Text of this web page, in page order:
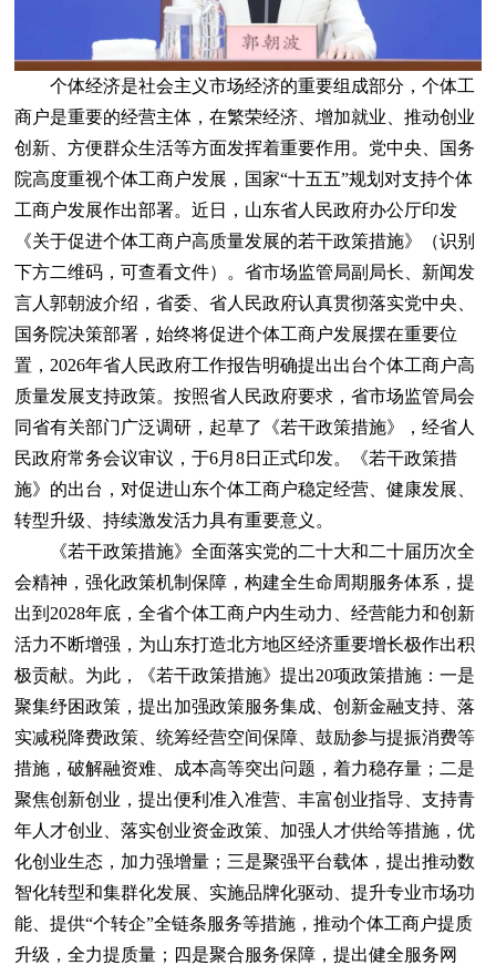
个体经济是社会主义市场经济的重要组成部分，个体工
商户是重要的经营主体，在繁荣经济、增加就业、推动创业
创新、方便群众生活等方面发挥着重要作用。党中央、国务
院高度重视个体工商户发展，国家“十五五”规划对支持个体
工商户发展作出部署。近日，山东省人民政府办公厅印发
《关于促进个体工商户高质量发展的若干政策措施》（识别
下方二维码，可查看文件）。省市场监管局副局长、新闻发
言人郭朝波介绍，省委、省人民政府认真贯彻落实党中央、
国务院决策部署，始终将促进个体工商户发展摆在重要位
置，2026年省人民政府工作报告明确提出出台个体工商户高
质量发展支持政策。按照省人民政府要求，省市场监管局会
同省有关部门广泛调研，起草了《若干政策措施》，经省人
民政府常务会议审议，于6月8日正式印发。《若干政策措
施》的出台，对促进山东个体工商户稳定经营、健康发展、
转型升级、持续激发活力具有重要意义。
《若干政策措施》全面落实党的二十大和二十届历次全
会精神，强化政策机制保障，构建全生命周期服务体系，提
出到2028年底，全省个体工商户内生动力、经营能力和创新
活力不断增强，为山东打造北方地区经济重要增长极作出积
极贡献。为此，《若干政策措施》提出20项政策措施：一是
聚集纾困政策，提出加强政策服务集成、创新金融支持、落
实减税降费政策、统筹经营空间保障、鼓励参与提振消费等
措施，破解融资难、成本高等突出问题，着力稳存量；二是
聚焦创新创业，提出便利准入准营、丰富创业指导、支持青
年人才创业、落实创业资金政策、加强人才供给等措施，优
化创业生态，加力强增量；三是聚强平台载体，提出推动数
智化转型和集群化发展、实施品牌化驱动、提升专业市场功
能、提供“个转企”全链条服务等措施，推动个体工商户提质
升级，全力提质量；四是聚合服务保障，提出健全服务网